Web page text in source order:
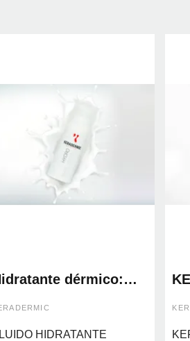
dérmico:
HIDRATANTE
Y